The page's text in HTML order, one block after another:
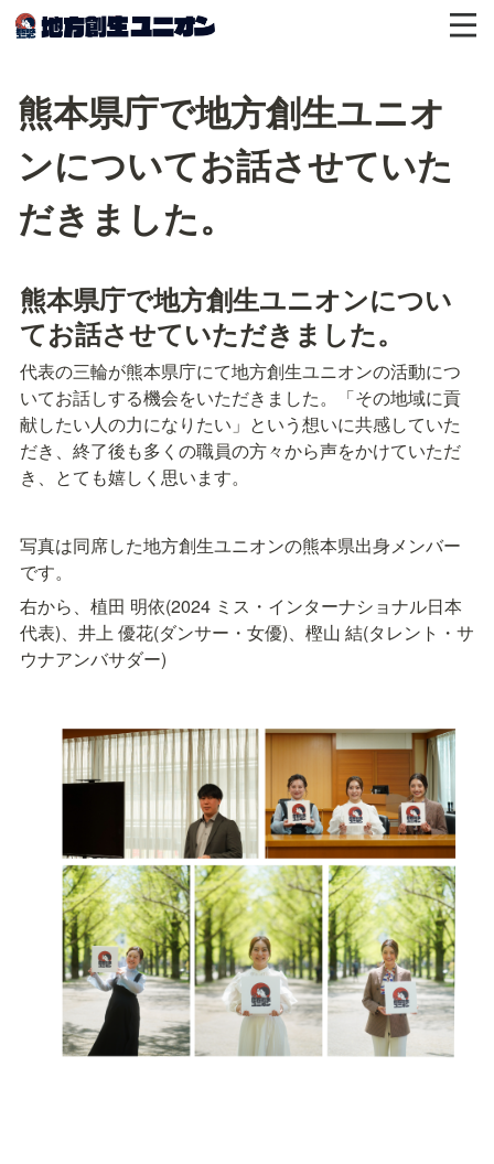
熊本県庁で地方創生ユニオ
ンについてお話させていた
だきました。
熊本県庁で地方創生ユニオンについ
てお話させていただきました。
代表の三輪が熊本県庁にて地方創生ユニオンの活動につ
いてお話しする機会をいただきました。「その地域に貢
献したい人の力になりたい」という想いに共感していた
だき、終了後も多くの職員の方々から声をかけていただ
き、とても嬉しく思います。
写真は同席した地方創生ユニオンの熊本県出身メンバー
です。
右から、植田 明依(2024 ミス・インターナショナル日本
代表)、井上 優花(ダンサー・女優)、樫山 結(タレント・サ
ウナアンバサダー)